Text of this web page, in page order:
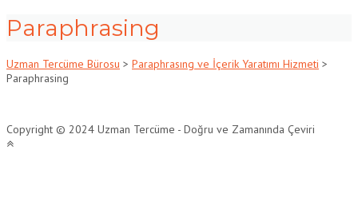
Paraphrasing
Uzman Tercüme Bürosu > Paraphrasıng ve İçerik Yaratımı Hizmeti >
Paraphrasing
Copyright © 2024 Uzman Tercüme - Doğru ve Zamanında Çeviri